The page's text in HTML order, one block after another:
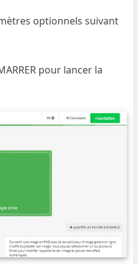
optionnels suivant
pour lancer la